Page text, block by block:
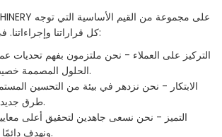
كل قراراتنا وإجراءاتنا. في جوهرنا، نحن نؤمن:
التركيز على العملاء - نحن ملتزمون بفهم تحديات
الحلول المصممة خصيصًا لتلبية احتياجاتك.
الابتكار - نحن نزدهر في بيئة من التحسين
طرق جديدة ومبتكرة لخدمتك.
التميز - نحن نسعى جاهدين لتحقيق أعلى
ونهدف دائمًا إلى تجاوز توقعاتك.